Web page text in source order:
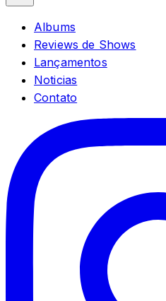
Albums
Reviews de Shows
Lançamentos
Noticias
Contato